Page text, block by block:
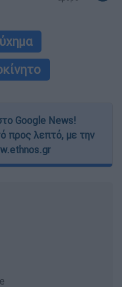
Google News!
προς λεπτό, με την